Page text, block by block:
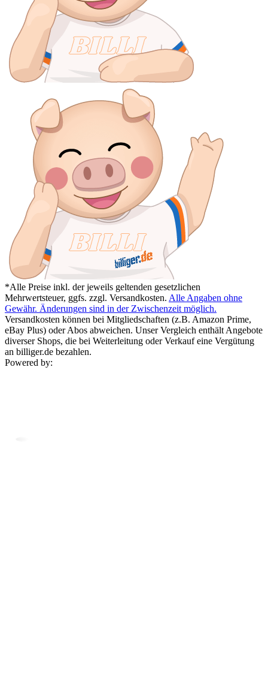
*Alle Preise inkl. der jeweils geltenden gesetzlichen
Mehrwertsteuer, ggfs. zzgl. Versandkosten. Alle Angaben ohne
Gewähr. Änderungen sind in der Zwischenzeit möglich.
Versandkosten können bei Mitgliedschaften (z.B. Amazon Prime,
eBay Plus) oder Abos abweichen. Unser Vergleich enthält Angebote
diverser Shops, die bei Weiterleitung oder Verkauf eine Vergütung
an billiger.de bezahlen.
Powered by: